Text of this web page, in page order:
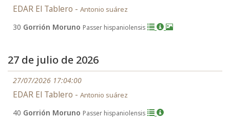
EDAR El Tablero - Antonio suárez
30 Gorrión Moruno Passer hispaniolensis
27 de julio de 2026
27/07/2026 17:04:00
EDAR El Tablero - Antonio suárez
40 Gorrión Moruno Passer hispaniolensis